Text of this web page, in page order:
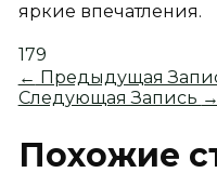
яркие впечатления.
179
← Предыдущая
Следующая Запись →
Похожие